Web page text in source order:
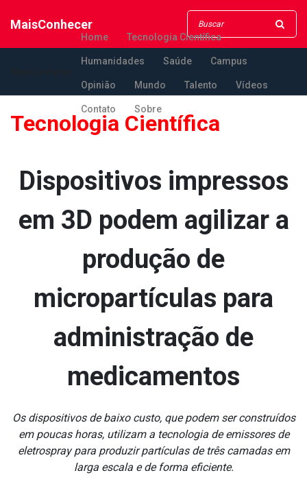
MaisConhecer
Home Tecnologia Científica
Humanidades Saúde Campus
Opinião Mundo Talento Vídeos
Contato Sobre
Tecnologia Científica
Dispositivos impressos
em 3D podem agilizar a
produção de
micropartículas para
administração de
medicamentos
Os dispositivos de baixo custo, que podem ser construídos
em poucas horas, utilizam a tecnologia de emissores de
eletrospray para produzir partículas de três camadas em
larga escala e de forma eficiente.